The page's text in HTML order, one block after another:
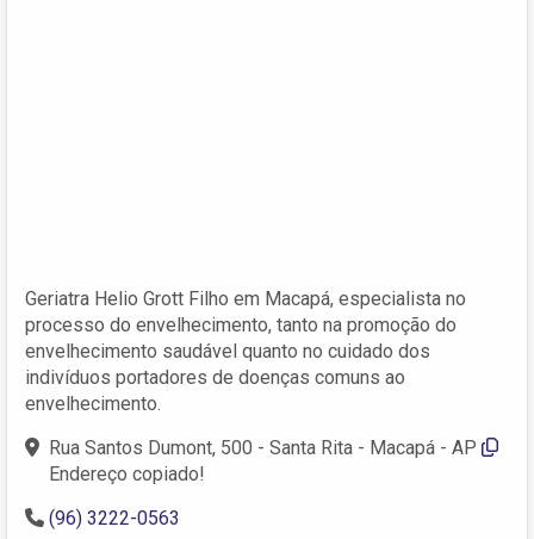
Geriatra Helio Grott Filho em Macapá, especialista no
processo do envelhecimento, tanto na promoção do
envelhecimento saudável quanto no cuidado dos
indivíduos portadores de doenças comuns ao
envelhecimento.
Rua Santos Dumont, 500 - Santa Rita - Macapá - AP
Endereço copiado!
(96) 3222-0563